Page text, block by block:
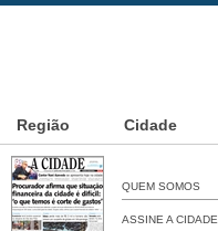
Região Cidade
QUEM SOMOS
ASSINE A CIDADE